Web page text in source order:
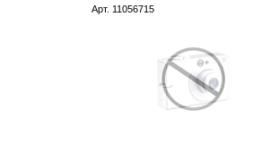
Арт. 11056715